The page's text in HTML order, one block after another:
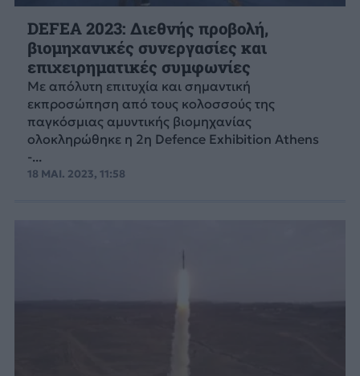
DEFEA 2023: Διεθνής προβολή,
βιομηχανικές συνεργασίες και
επιχειρηματικές συμφωνίες
Με απόλυτη επιτυχία και σημαντική
εκπροσώπηση από τους κολοσσούς της
παγκόσμιας αμυντικής βιομηχανίας
ολοκληρώθηκε η 2η Defence Exhibition Athens
-...
18 ΜΑΙ. 2023, 11:58